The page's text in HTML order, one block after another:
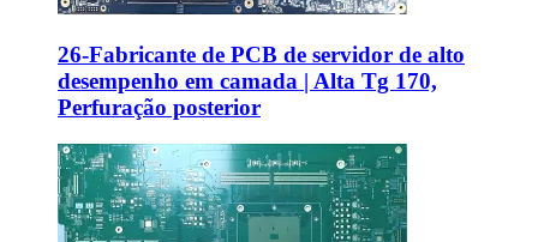
26-Fabricante de PCB de servidor de alto
desempenho em camada | Alta Tg 170,
Perfuração posterior